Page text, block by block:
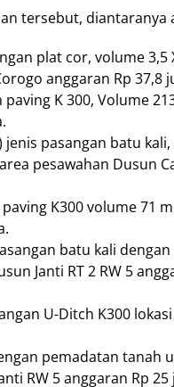
tersebut, diantaranya
plat cor, volume 3,5
anggaran Rp 37,8
K 300, Volume
jenis pasangan batu
pesawahan Dusun
K300 volume 71
batu kali
Janti RT 2 RW 5
U-Ditch K300 lokasi
pemadatan tanah
RW 5 anggaran Rp 25